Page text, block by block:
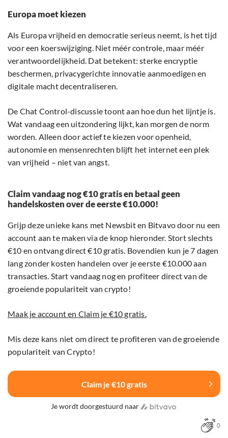
Europa moet kiezen
Als Europa vrijheid en democratie serieus neemt, is het tijd
voor een koerswijziging. Niet méér controle, maar méér
verantwoordelijkheid. Dat betekent: sterke encryptie
beschermen, privacygerichte innovatie aanmoedigen en
digitale macht decentraliseren.
De Chat Control-discussie toont aan hoe dun het lijntje is.
Wat vandaag een uitzondering lijkt, kan morgen de norm
worden. Alleen door actief te kiezen voor openheid,
autonomie en mensenrechten blijft het internet een plek
van vrijheid – niet van angst.
Claim vandaag nog €10 gratis en betaal geen
handelskosten over de eerste €10.000!
Grijp deze unieke kans met Newsbit en Bitvavo door nu een
account aan te maken via de knop hieronder. Stort slechts
€10 en ontvang direct €10 gratis. Bovendien kun je 7 dagen
lang zonder kosten handelen over je eerste €10.000 aan
transacties. Start vandaag nog en profiteer direct van de
groeiende populariteit van crypto!
Maak je account en Claim je €10 gratis.
Mis deze kans niet om direct te profiteren van de groeiende
populariteit van Crypto!
Claim je €10 gratis
Je wordt doorgestuurd naar
0